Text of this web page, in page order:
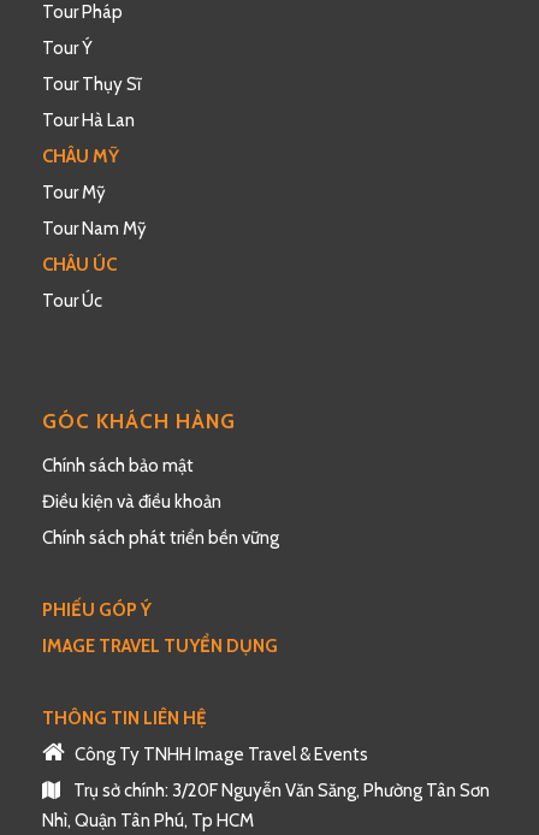
Tour Pháp
Tour Ý
Tour Thụy Sĩ
Tour Hà Lan
CHÂU MỸ
Tour Mỹ
Tour Nam Mỹ
CHÂU ÚC
Tour Úc
GÓC KHÁCH HÀNG
Chính sách bảo mật
Điều kiện và điều khoản
Chính sách phát triển bền vững
PHIẾU GÓP Ý
IMAGE TRAVEL TUYỂN DỤNG
THÔNG TIN LIÊN HỆ
Công Ty TNHH Image Travel & Events
Trụ sở chính: 3/20F Nguyễn Văn Săng, Phường Tân Sơn
Nhì, Quận Tân Phú, Tp HCM